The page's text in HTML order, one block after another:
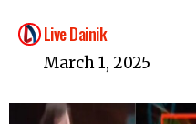
Live Dainik
March 1, 2025